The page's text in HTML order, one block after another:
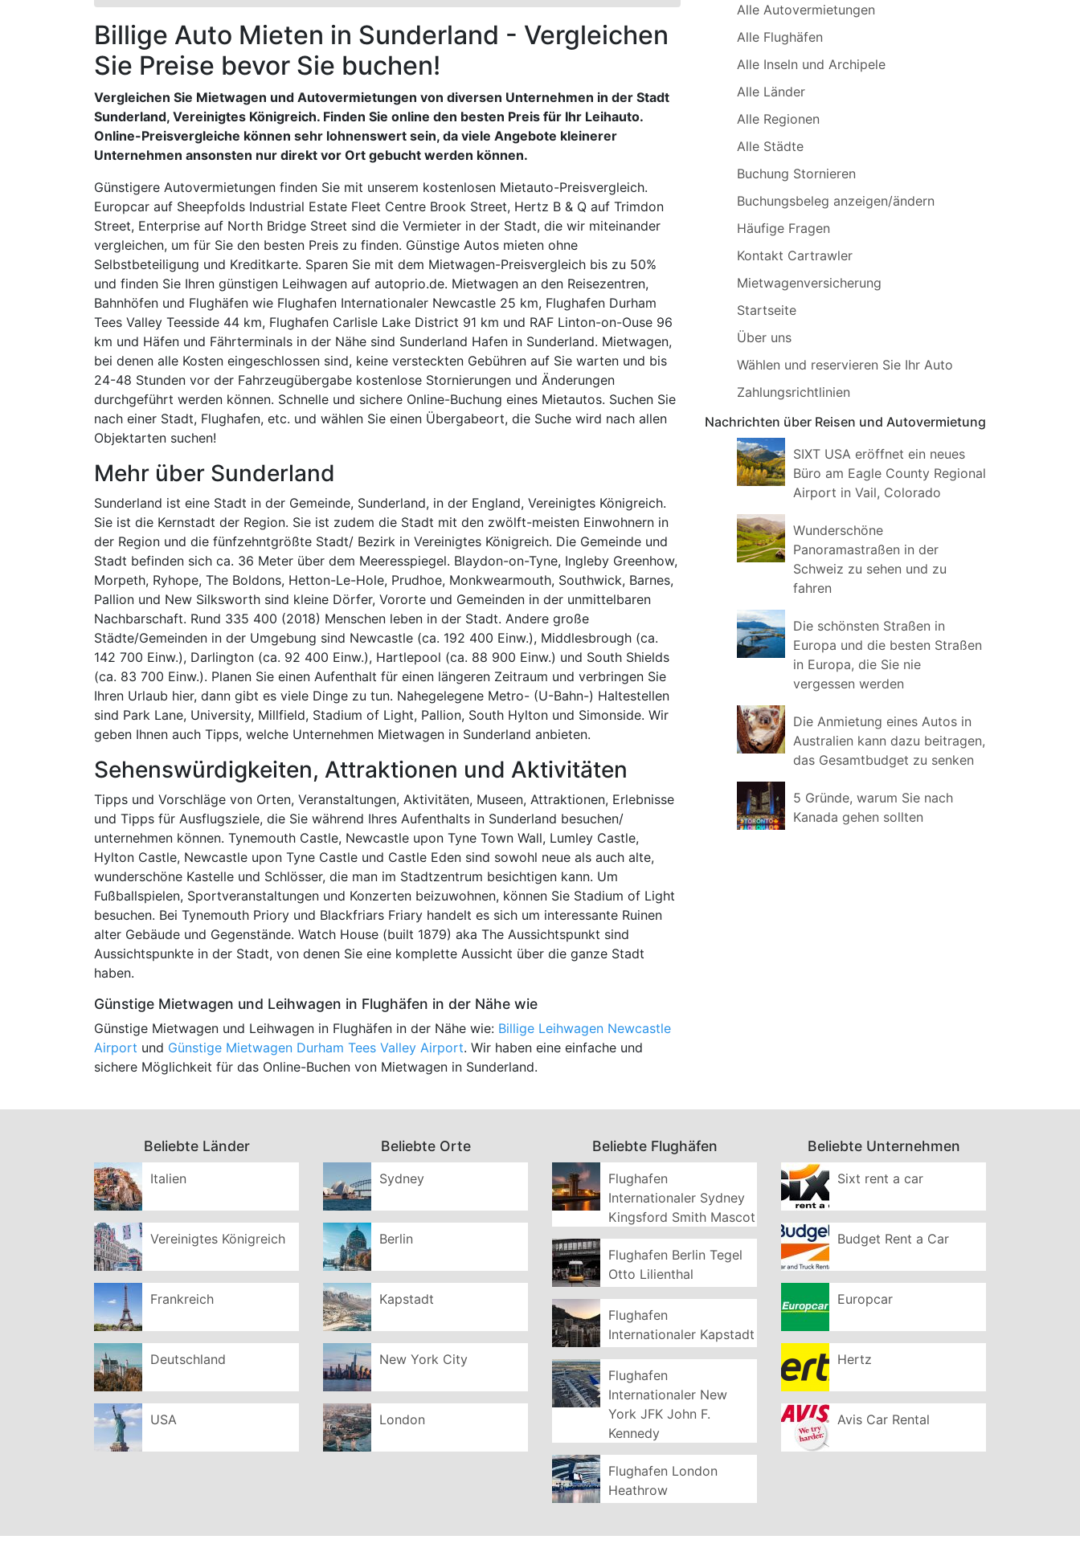
Billige Auto Mieten in Sunderland - Vergleichen
Sie Preise bevor Sie buchen!
Vergleichen Sie Mietwagen und Autovermietungen von diversen Unternehmen in der Stadt
Sunderland, Vereinigtes Königreich. Finden Sie online den besten Preis für Ihr Leihauto.
Online-Preisvergleiche können sehr lohnenswert sein, da viele Angebote kleinerer
Unternehmen ansonsten nur direkt vor Ort gebucht werden können.
Günstigere Autovermietungen finden Sie mit unserem kostenlosen Mietauto-Preisvergleich.
Europcar auf Sheepfolds Industrial Estate Fleet Centre Brook Street, Hertz B & Q auf Trimdon
Street, Enterprise auf North Bridge Street sind die Vermieter in der Stadt, die wir miteinander
vergleichen, um für Sie den besten Preis zu finden. Günstige Autos mieten ohne
Selbstbeteiligung und Kreditkarte. Sparen Sie mit dem Mietwagen-Preisvergleich bis zu 50%
und finden Sie Ihren günstigen Leihwagen auf autoprio.de. Mietwagen an den Reisezentren,
Bahnhöfen und Flughäfen wie Flughafen Internationaler Newcastle 25 km, Flughafen Durham
Tees Valley Teesside 44 km, Flughafen Carlisle Lake District 91 km und RAF Linton-on-Ouse 96
km und Häfen und Fährterminals in der Nähe sind Sunderland Hafen in Sunderland. Mietwagen,
bei denen alle Kosten eingeschlossen sind, keine versteckten Gebühren auf Sie warten und bis
24-48 Stunden vor der Fahrzeugübergabe kostenlose Stornierungen und Änderungen
durchgeführt werden können. Schnelle und sichere Online-Buchung eines Mietautos. Suchen Sie
nach einer Stadt, Flughafen, etc. und wählen Sie einen Übergabeort, die Suche wird nach allen
Objektarten suchen!
Mehr über Sunderland
Sunderland ist eine Stadt in der Gemeinde, Sunderland, in der England, Vereinigtes Königreich.
Sie ist die Kernstadt der Region. Sie ist zudem die Stadt mit den zwölft-meisten Einwohnern in
der Region und die fünfzehntgrößte Stadt/ Bezirk in Vereinigtes Königreich. Die Gemeinde und
Stadt befinden sich ca. 36 Meter über dem Meeresspiegel. Blaydon-on-Tyne, Ingleby Greenhow,
Morpeth, Ryhope, The Boldons, Hetton-Le-Hole, Prudhoe, Monkwearmouth, Southwick, Barnes,
Pallion und New Silksworth sind kleine Dörfer, Vororte und Gemeinden in der unmittelbaren
Nachbarschaft. Rund 335 400 (2018) Menschen leben in der Stadt. Andere große
Städte/Gemeinden in der Umgebung sind Newcastle (ca. 192 400 Einw.), Middlesbrough (ca.
142 700 Einw.), Darlington (ca. 92 400 Einw.), Hartlepool (ca. 88 900 Einw.) und South Shields
(ca. 83 700 Einw.). Planen Sie einen Aufenthalt für einen längeren Zeitraum und verbringen Sie
Ihren Urlaub hier, dann gibt es viele Dinge zu tun. Nahegelegene Metro- (U-Bahn-) Haltestellen
sind Park Lane, University, Millfield, Stadium of Light, Pallion, South Hylton und Simonside. Wir
geben Ihnen auch Tipps, welche Unternehmen Mietwagen in Sunderland anbieten.
Sehenswürdigkeiten, Attraktionen und Aktivitäten
Tipps und Vorschläge von Orten, Veranstaltungen, Aktivitäten, Museen, Attraktionen, Erlebnisse
und Tipps für Ausflugsziele, die Sie während Ihres Aufenthalts in Sunderland besuchen/
unternehmen können. Tynemouth Castle, Newcastle upon Tyne Town Wall, Lumley Castle,
Hylton Castle, Newcastle upon Tyne Castle und Castle Eden sind sowohl neue als auch alte,
wunderschöne Kastelle und Schlösser, die man im Stadtzentrum besichtigen kann. Um
Fußballspielen, Sportveranstaltungen und Konzerten beizuwohnen, können Sie Stadium of Light
besuchen. Bei Tynemouth Priory und Blackfriars Friary handelt es sich um interessante Ruinen
alter Gebäude und Gegenstände. Watch House (built 1879) aka The Aussichtspunkt sind
Aussichtspunkte in der Stadt, von denen Sie eine komplette Aussicht über die ganze Stadt
haben.
Günstige Mietwagen und Leihwagen in Flughäfen in der Nähe wie
Günstige Mietwagen und Leihwagen in Flughäfen in der Nähe wie: Billige Leihwagen Newcastle
Airport und Günstige Mietwagen Durham Tees Valley Airport. Wir haben eine einfache und
sichere Möglichkeit für das Online-Buchen von Mietwagen in Sunderland.
Alle Autovermietungen
Alle Flughäfen
Alle Inseln und Archipele
Alle Länder
Alle Regionen
Alle Städte
Buchung Stornieren
Buchungsbeleg anzeigen/ändern
Häufige Fragen
Kontakt Cartrawler
Mietwagenversicherung
Startseite
Über uns
Wählen und reservieren Sie Ihr Auto
Zahlungsrichtlinien
Nachrichten über Reisen und Autovermietung
SIXT USA eröffnet ein neues
Büro am Eagle County Regional
Airport in Vail, Colorado
Wunderschöne
Panoramastraßen in der
Schweiz zu sehen und zu
fahren
Die schönsten Straßen in
Europa und die besten Straßen
in Europa, die Sie nie
vergessen werden
Die Anmietung eines Autos in
Australien kann dazu beitragen,
das Gesamtbudget zu senken
5 Gründe, warum Sie nach
Kanada gehen sollten
Beliebte Länder
Italien
Vereinigtes Königreich
Frankreich
Deutschland
USA
Beliebte Orte
Sydney
Berlin
Kapstadt
New York City
London
Beliebte Flughäfen
Flughafen
Internationaler Sydney
Kingsford Smith Mascot
Flughafen Berlin Tegel
Otto Lilienthal
Flughafen
Internationaler Kapstadt
Flughafen
Internationaler New
York JFK John F.
Kennedy
Flughafen London
Heathrow
Beliebte Unternehmen
Sixt rent a car
Budget Rent a Car
Europcar
Hertz
Avis Car Rental